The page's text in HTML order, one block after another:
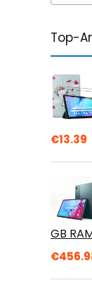
Top-
€13.39
GB
€